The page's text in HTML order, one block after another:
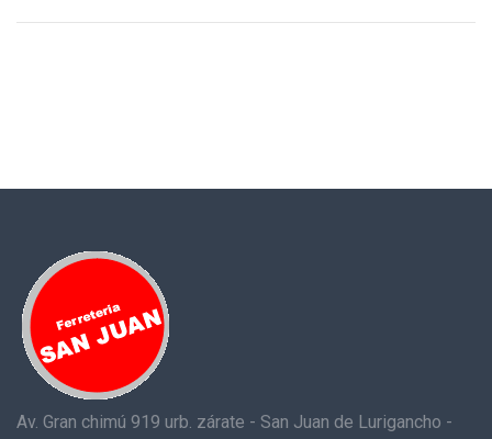
Av. Gran chimú 919 urb. zárate - San Juan de Lurigancho -